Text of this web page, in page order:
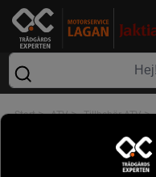
Start> ATV> Tillbehör ATV>